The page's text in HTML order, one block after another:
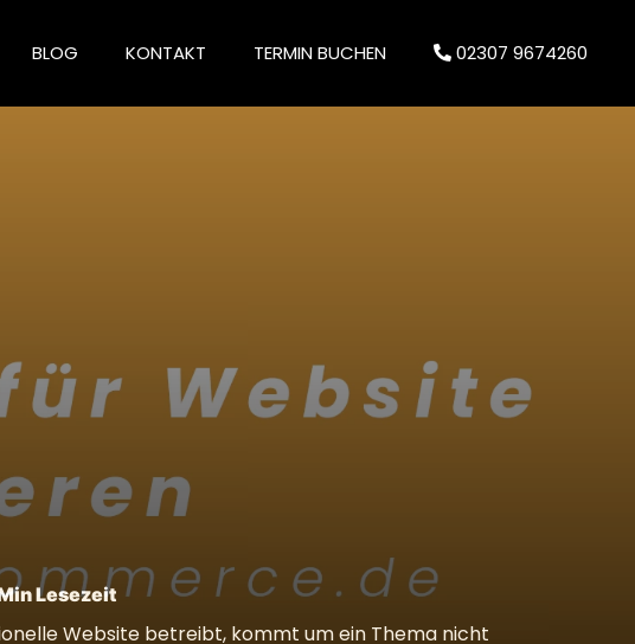
BLOG KONTAKT TERMIN BUCHEN 02307 9674260
Lesezeit
Website betreibt, kommt um ein Thema nicht